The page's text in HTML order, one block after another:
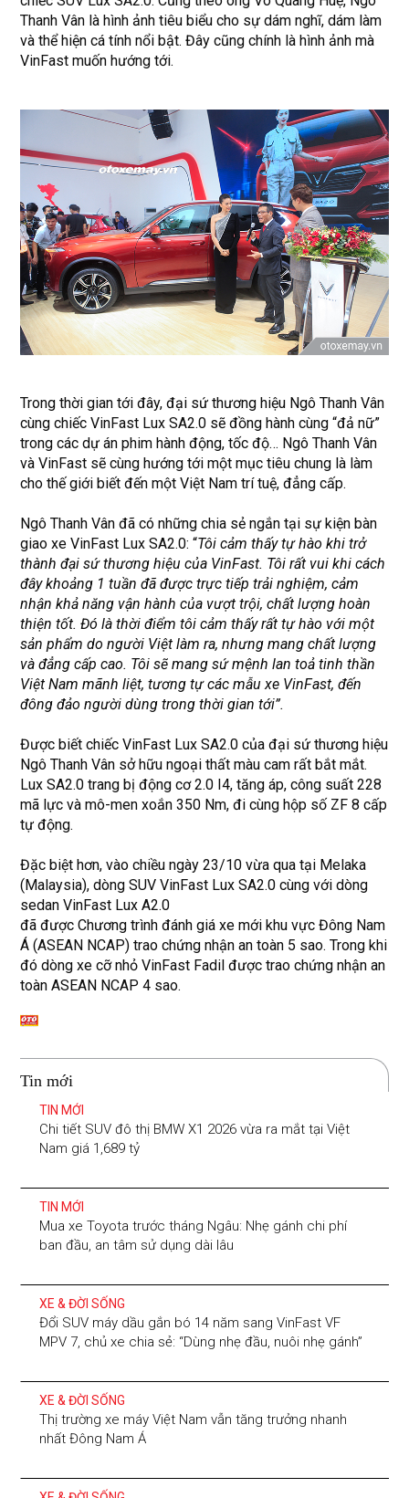
Thanh Vân là hình ảnh tiêu biểu cho sự dám nghĩ, dám làm
và thể hiện cá tính nổi bật. Đây cũng chính là hình ảnh mà
VinFast muốn hướng tới.
Trong thời gian tới đây, đại sứ thương hiệu Ngô Thanh Vân
cùng chiếc VinFast Lux SA2.0 sẽ đồng hành cùng “đả nữ”
trong các dự án phim hành động, tốc độ… Ngô Thanh Vân
và VinFast sẽ cùng hướng tới một mục tiêu chung là làm
cho thế giới biết đến một Việt Nam trí tuệ, đẳng cấp.
Ngô Thanh Vân đã có những chia sẻ ngắn tại sự kiện bàn
giao xe VinFast Lux SA2.0: “Tôi cảm thấy tự hào khi trở
thành đại sứ thương hiệu của VinFast. Tôi rất vui khi cách
đây khoảng 1 tuần đã được trực tiếp trải nghiệm, cảm
nhận khả năng vận hành của vượt trội, chất lượng hoàn
thiện tốt. Đó là thời điểm tôi cảm thấy rất tự hào với một
sản phẩm do người Việt làm ra, nhưng mang chất lượng
và đẳng cấp cao. Tôi sẽ mang sứ mệnh lan toả tinh thần
Việt Nam mãnh liệt, tương tự các mẫu xe VinFast, đến
đông đảo người dùng trong thời gian tới”.
Được biết chiếc VinFast Lux SA2.0 của đại sứ thương hiệu
Ngô Thanh Vân sở hữu ngoại thất màu cam rất bắt mắt.
Lux SA2.0 trang bị động cơ 2.0 I4, tăng áp, công suất 228
mã lực và mô-men xoắn 350 Nm, đi cùng hộp số ZF 8 cấp
tự động.
Đặc biệt hơn, vào chiều ngày 23/10 vừa qua tại Melaka
(Malaysia), dòng SUV VinFast Lux SA2.0 cùng với dòng
sedan VinFast Lux A2.0
đã được Chương trình đánh giá xe mới khu vực Đông Nam
Á (ASEAN NCAP) trao chứng nhận an toàn 5 sao. Trong khi
đó dòng xe cỡ nhỏ VinFast Fadil được trao chứng nhận an
toàn ASEAN NCAP 4 sao.
Tin mới
TIN MỚI
Chi tiết SUV đô thị BMW X1 2026 vừa ra mắt tại Việt
Nam giá 1,689 tỷ
TIN MỚI
Mua xe Toyota trước tháng Ngâu: Nhẹ gánh chi phí
ban đầu, an tâm sử dụng dài lâu
XE & ĐỜI SỐNG
Đổi SUV máy dầu gắn bó 14 năm sang VinFast VF
MPV 7, chủ xe chia sẻ: “Dùng nhẹ đầu, nuôi nhẹ gánh”
XE & ĐỜI SỐNG
Thị trường xe máy Việt Nam vẫn tăng trưởng nhanh
nhất Đông Nam Á